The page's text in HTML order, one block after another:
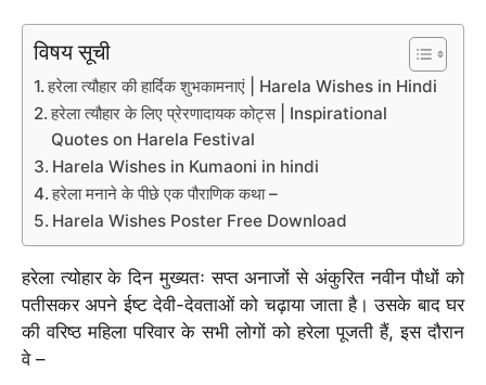
विषय सूची
हरेला त्यौहार की हार्दिक शुभकामनाएं | Harela Wishes in Hindi
हरेला त्यौहार के लिए प्रेरणादायक कोट्स | Inspirational
Quotes on Harela Festival
Harela Wishes in Kumaoni in hindi
हरेला मनाने के पीछे एक पौराणिक कथा –
Harela Wishes Poster Free Download
हरेला त्योहार के दिन मुख्यतः सप्त अनाजों से अंकुरित नवीन पौधों को
पतीसकर अपने ईष्ट देवी-देवताओं को चढ़ाया जाता है। उसके बाद घर
की वरिष्ठ महिला परिवार के सभी लोगों को हरेला पूजती हैं, इस दौरान
वे –